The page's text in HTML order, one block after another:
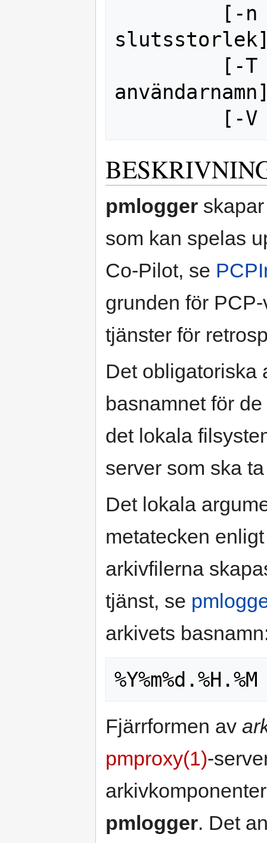
pmlogger
som kan spelas
Co-Pilot, se
grunden för
tjänster för
Det obligatoriska
basnamnet för
det lokala
server som ska
Det lokala
metatecken
arkivfilerna
tjänst, se
arkivets
Fjärrformen av
pmproxy(1)-
pmlogger. Det